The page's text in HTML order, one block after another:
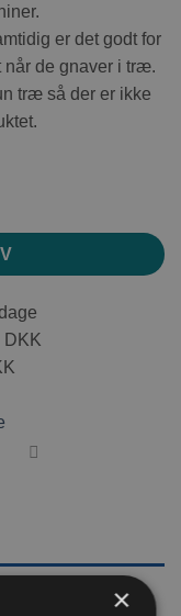
er det godt for
de gnaver i træ.
træ så der er ikke
×